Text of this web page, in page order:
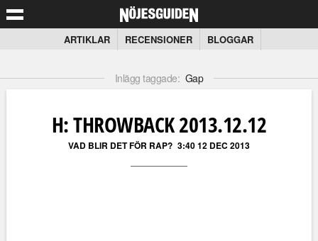
ARTIKLAR RECENSIONER BLOGGAR
Inlägg taggade: Gap
H: THROWBACK 2013.12.12
VAD BLIR DET FÖR RAP? 3:40 12 DEC 2013